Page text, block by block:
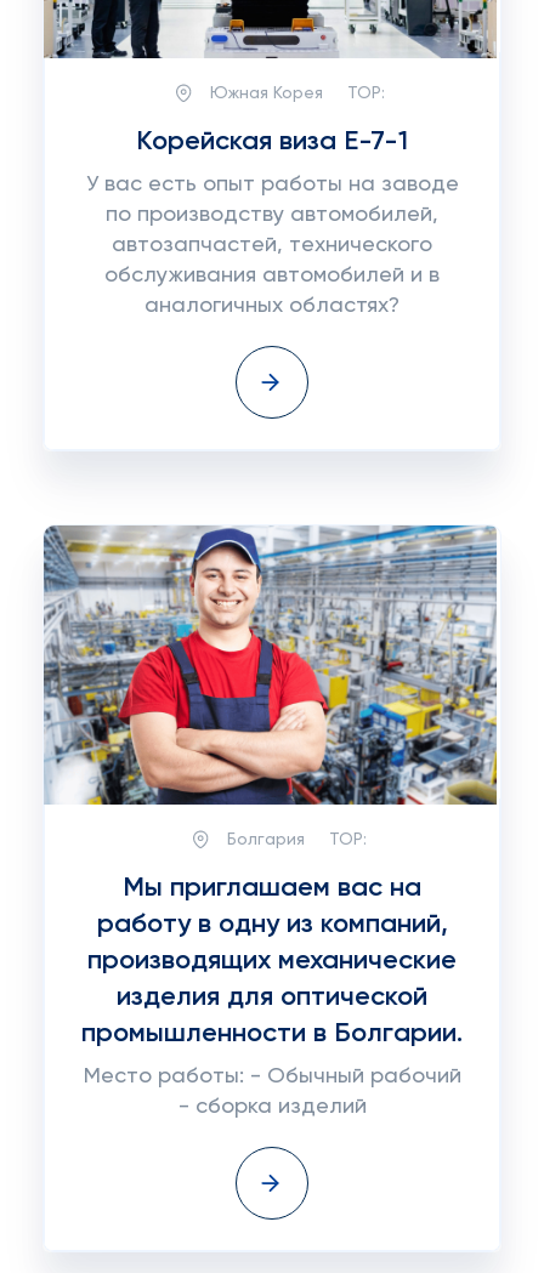
Южная Корея TOP:
Корейская виза E-7-1
У вас есть опыт работы на заводе
по производству автомобилей,
автозапчастей, технического
обслуживания автомобилей и в
аналогичных областях?
Болгария TOP:
Мы приглашаем вас на
работу в одну из компаний,
производящих механические
изделия для оптической
промышленности в Болгарии.
Место работы: - Обычный рабочий
- сборка изделий